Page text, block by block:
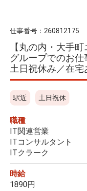
仕事番号： 260812175
【丸の内・大手
グループでのお
土日祝休み／在宅
駅近 土日祝休
職種
IT関連営業
ITコンサルタント
ITクラーク
時給
1890円